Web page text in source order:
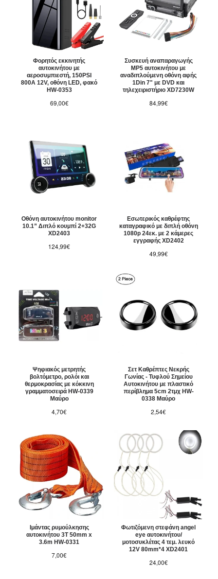
Φορητός εκκινητής
αυτοκινήτου με
αεροσυμπιεστή, 150PSI
800A 12V, οθόνη LED, φακό
HW-0353
69,00€
Συσκευή αναπαραγωγής
MP5 αυτοκινήτου με
αναδιπλούμενη οθόνη αφής
1Din 7" με DVD και
τηλεχειριστήριο XD7230W
84,99€
Οθόνη αυτοκινήτου monitor
10.1” Διπλό κουμπί 2+32G
XD2403
124,99€
Εσωτερικός καθρέφτης
καταγραφικό με διπλή οθόνη
1080p 24εκ. με 2 κάμερες
εγγραφής XD2402
49,99€
Ψηφιακός μετρητής
βολτόμετρο, ρολόι και
θερμοκρασίας με κόκκινη
γραμματοσειρά HW-0339
Μαύρο
4,70€
Σετ Καθρέπτες Νεκρής
Γωνίας - Τυφλού Σημείου
Αυτοκινήτου με πλαστικό
περίβλημα 5cm 2τμχ HW-
0338 Μαύρο
2,54€
Ιμάντας ρυμούλκησης
αυτοκινήτου 3T 50mm x
3.6m HW-0331
7,00€
Φωτιζόμενη στεφάνη angel
eye αυτοκινήτου/
μοτοσυκλέτας 4 τεμ. λευκό
12V 80mm*4 XD2401
24,00€